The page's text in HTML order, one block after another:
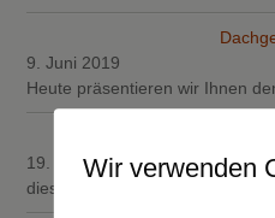
9. Juni 2019
Heute präsentieren wir Ihnen
19. Mai 2019
diese Woche ist viel passiert in
Wir verwenden